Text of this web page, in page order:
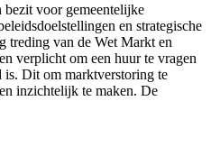
bezit voor gemeentelijke
en strategische
treding van de Wet Markt en
verplicht om een huur te vragen
is. Dit om marktverstoring te
inzichtelijk te maken. De